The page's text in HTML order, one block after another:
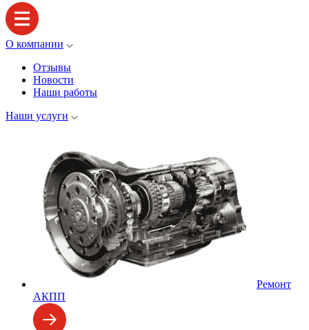
О компании
Отзывы
Новости
Наши работы
Наши услуги
Ремонт
АКПП